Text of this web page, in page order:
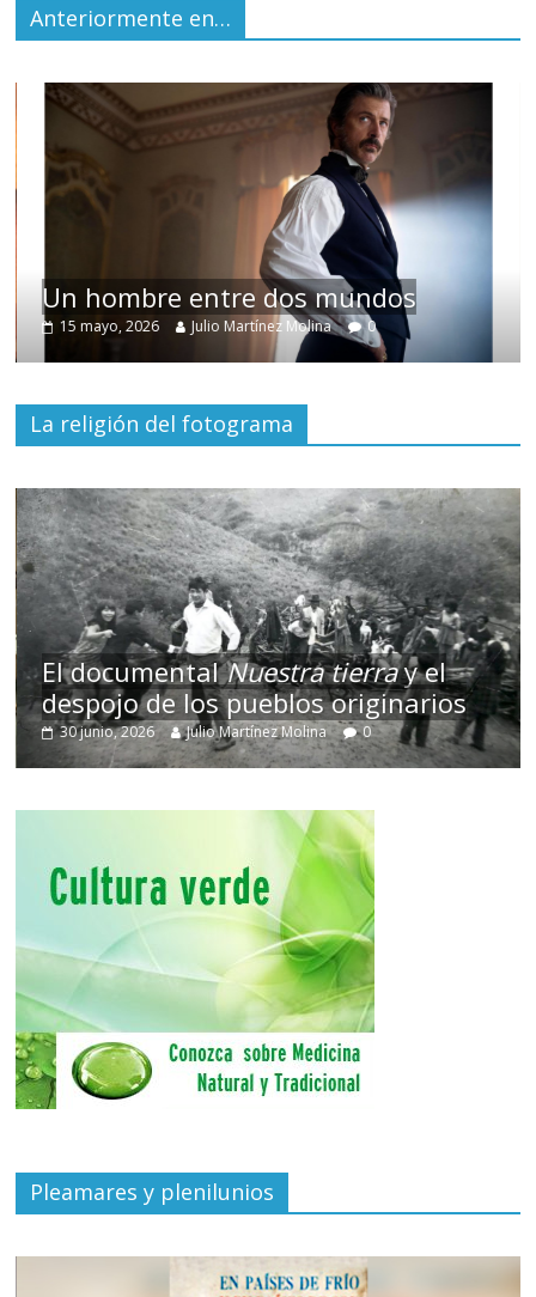
Anteriormente en…
Un hombre entre dos mundos
15 mayo, 2026 Julio Martínez Molina 0
La religión del fotograma
El documentalNuestra tierray el
despojo de los pueblos originarios
30 junio, 2026 Julio Martínez Molina 0
Pleamares y plenilunios